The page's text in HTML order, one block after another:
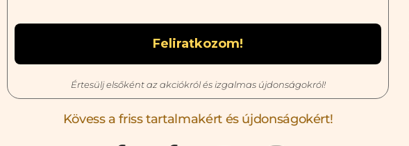
Értesülj elsőként az akciókról és izgalmas újdonságokról!
Kövess a friss tartalmakért és újdonságokért!